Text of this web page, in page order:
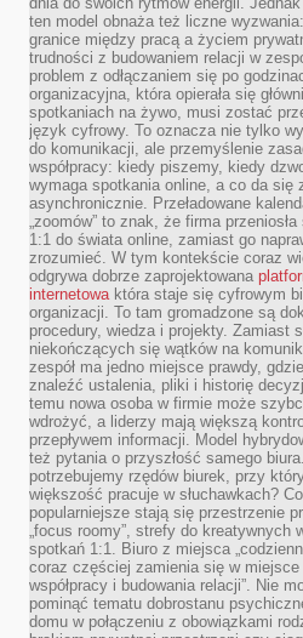
ten model obnaża też liczne
granice między pracą a życiem
trudności z budowaniem relacji w
problem z odłączaniem się po
organizacyjna, która opierała się
spotkaniach na żywo, musi zostać
język cyfrowy. To oznacza nie tylko
do komunikacji, ale przemyślenie
współpracy: kiedy piszemy, kiedy
wymaga spotkania online, a co da się
asynchronicznie. Przeładowane
„zoomów” to znak, że firma
1:1 do świata online, zamiast go
zrozumieć. W tym kontekście coraz
odgrywa dobrze zaprojektowana
internetowaktóra staje się cyfrowym
organizacji. To tam gromadzone są
procedury, wiedza i projekty. Zamiast
niekończących się wątków na
zespół ma jedno miejsce prawdy,
znaleźć ustalenia, pliki i historię
temu nowa osoba w firmie może
wdrożyć, a liderzy mają większą
przepływem informacji. Model
też pytania o przyszłość samego
potrzebujemy rzędów biurek, przy
większość pracuje w słuchawkach?
popularniejsze stają się przestrzenie
„focus roomy”, strefy do kreatywnych
spotkań 1:1. Biuro z miejsca
coraz częściej zamienia się w miejsce
współpracy i budowania relacji”. Nie
pominąć tematu dobrostanu
domu w połączeniu z obowiązkami